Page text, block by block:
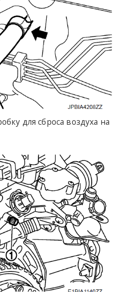
для сброса воздуха на